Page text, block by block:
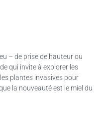
– de prise de hauteur ou
qui invite à explorer les
plantes invasives pour
la nouveauté est le miel du